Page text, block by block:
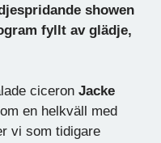
showen
fyllt av glädje,
ciceron Jacke
en helkväll med
vi som tidigare